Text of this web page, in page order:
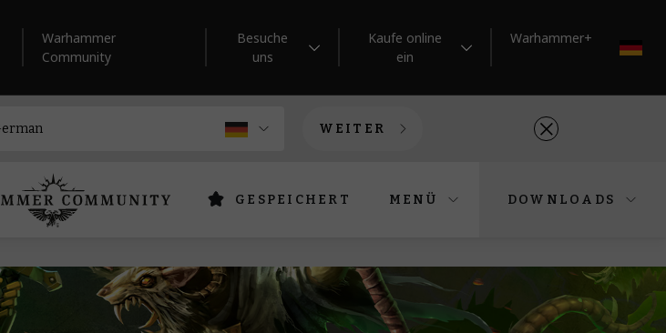
Warhammer
Community
Besuche
uns
Kaufe online
ein
Warhammer+
WEITER
GESPEICHERT MENÜ DOWNLOADS